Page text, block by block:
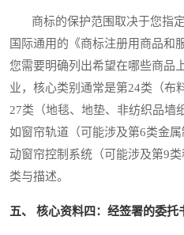
商标的保护范围取决于您指定
国际通用的《商标注册用商品和
您需要明确列出希望在哪些商品
业，核心类别通常是第24类（布
27类（地毯、地垫、非纺织品墙
如窗帘轨道（可能涉及第6类金
动窗帘控制系统（可能涉及第9
类与描述。
五、 核心资料四：经签署的委托